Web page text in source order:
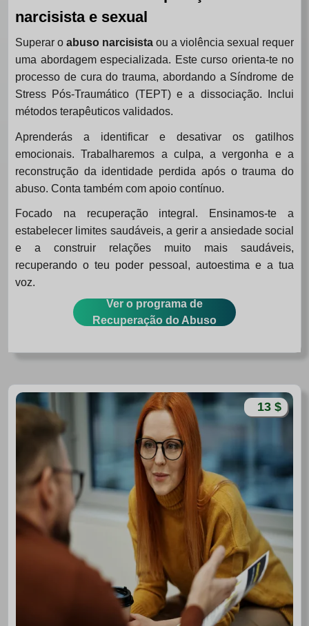
narcisista e sexual
Superar o abuso narcisista ou a violência sexual requer
uma abordagem especializada. Este curso orienta-te no
processo de cura do trauma, abordando a Síndrome de
Stress Pós-Traumático (TEPT) e a dissociação. Inclui
métodos terapêuticos validados.
Aprenderás a identificar e desativar os gatilhos
emocionais. Trabalharemos a culpa, a vergonha e a
reconstrução da identidade perdida após o trauma do
abuso. Conta também com apoio contínuo.
Focado na recuperação integral. Ensinamos-te a
estabelecer limites saudáveis, a gerir a ansiedade social
e a construir relações muito mais saudáveis,
recuperando o teu poder pessoal, autoestima e a tua
voz.
Ver o programa de
Recuperação do Abuso
13 $